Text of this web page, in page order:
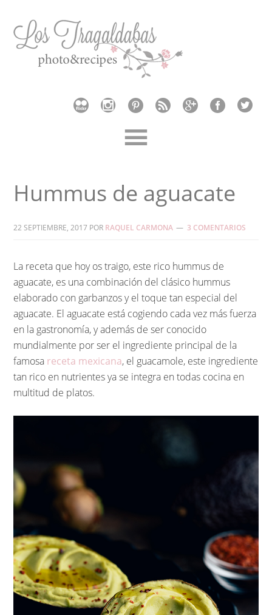
Hummus de aguacate
22 SEPTIEMBRE, 2017 POR RAQUEL CARMONA 3 COMENTARIOS
La receta que hoy os traigo, este rico hummus de
aguacate, es una combinación del clásico hummus
elaborado con garbanzos y el toque tan especial del
aguacate. El aguacate está cogiendo cada vez más fuerza
en la gastronomía, y además de ser conocido
mundialmente por ser el ingrediente principal de la
famosa receta mexicana, el guacamole, este ingrediente
tan rico en nutrientes ya se integra en todas cocina en
multitud de platos.